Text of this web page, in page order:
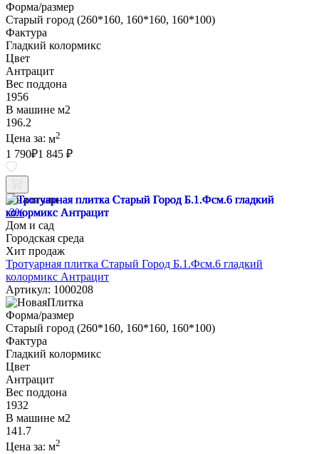
Форма/размер
Старый город (260*160, 160*160, 160*100)
Фактура
Гладкий колормикс
Цвет
Антрацит
Вес поддона
1956
В машине м2
196.2
Цена за: м2
1 790₽1 845 ₽
В наличии
-3%
Дом и сад
Городская среда
Хит продаж
Тротуарная плитка Старый Город Б.1.Фсм.6 гладкий
колормикс Антрацит
Артикул: 1000208
Форма/размер
Старый город (260*160, 160*160, 160*100)
Фактура
Гладкий колормикс
Цвет
Антрацит
Вес поддона
1932
В машине м2
141.7
Цена за: м2